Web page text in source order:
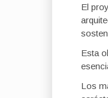
El
Esta
Los